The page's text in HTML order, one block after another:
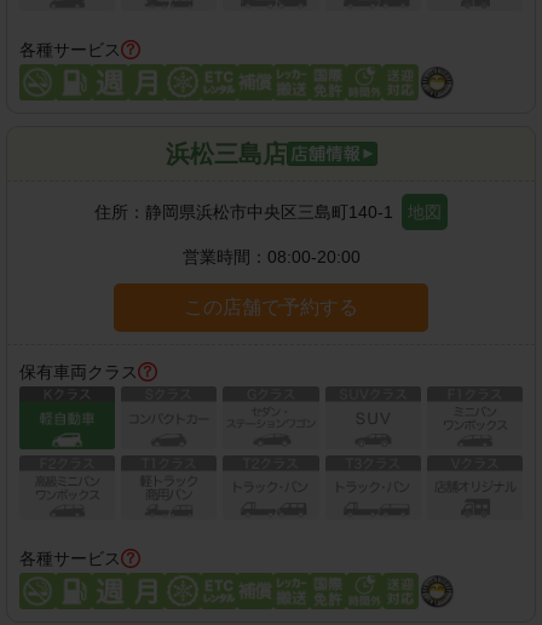
各種サービス
浜松三島店
住所： 静岡県浜松市中央区三島町140-1 地図
営業時間： 08:00-20:00
この店舗で予約する
保有車両クラス
各種サービス